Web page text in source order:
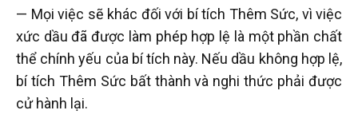
— Mọi việc sẽ khác đối với bí tích Thêm Sức, vì việc
xức dầu đã được làm phép hợp lệ là một phần chất
thể chính yếu của bí tích này. Nếu dầu không hợp lệ,
bí tích Thêm Sức bất thành và nghi thức phải được
cử hành lại.